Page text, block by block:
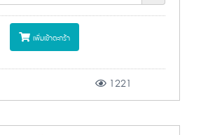
เพิ่มเข้าตะกร้า
1221